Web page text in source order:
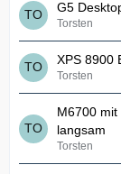
G5
Torsten
XPS 8900
Torsten
M6700 mit
langsam
Torsten